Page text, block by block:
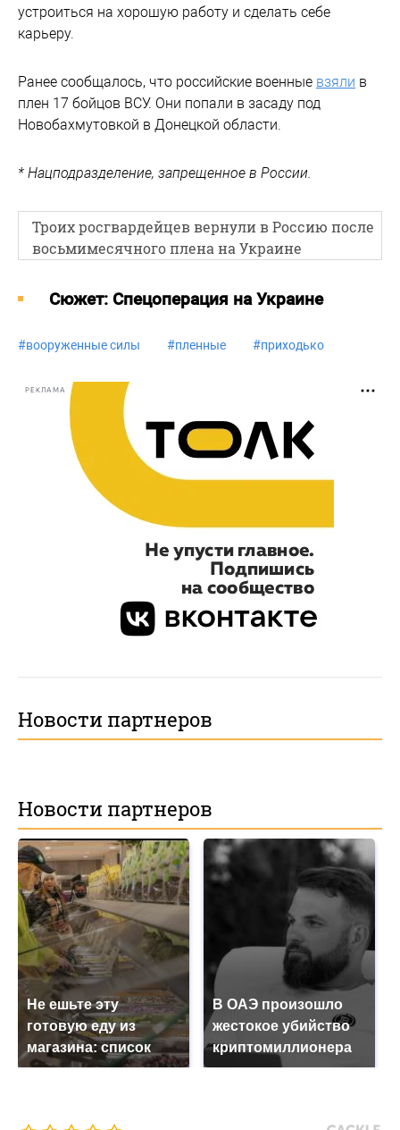
устроиться на хорошую работу и сделать себе
карьеру.
Ранее сообщалось, что российские военные взяли в
плен 17 бойцов ВСУ. Они попали в засаду под
Новобахмутовкой в Донецкой области.
* Нацподразделение, запрещенное в России.
Троих росгвардейцев вернули в Россию после
восьмимесячного плена на Украине
Cюжет: Спецоперация на Украине
#вооруженные силы #пленные #приходько
РЕКЛАМА
Новости партнеров
Новости партнеров
Не ешьте эту
готовую еду из
магазина: список
В ОАЭ произошло
жестокое убийство
криптомиллионера